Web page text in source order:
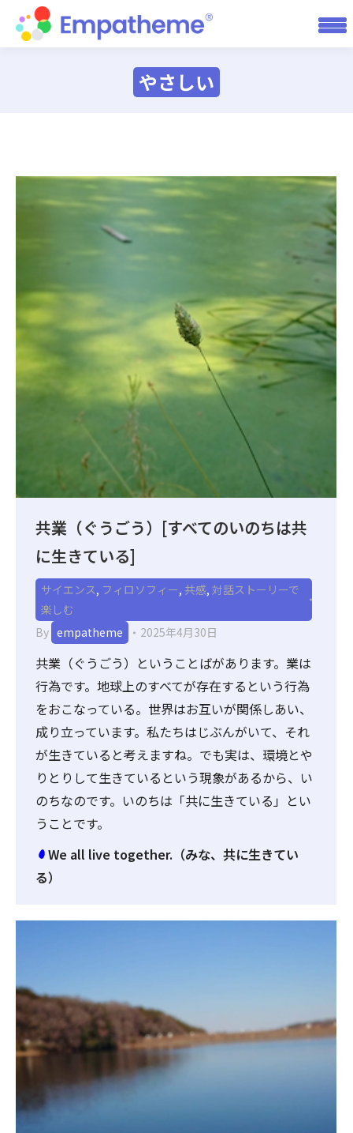
やさしい
共業（ぐうごう）[すべてのいのちは共
に生きている]
サイエンス, フィロソフィー, 共感, 対話ストーリーで
楽しむ
By empatheme 2025年4月30日
共業（ぐうごう）ということばがあります。業は
行為です。地球上のすべてが存在するという行為
をおこなっている。世界はお互いが関係しあい、
成り立っています。私たちはじぶんがいて、それ
が生きていると考えますね。でも実は、環境とや
りとりして生きているという現象があるから、い
のちなのです。いのちは「共に生きている」とい
うことです。
We all live together.（みな、共に生きてい
る）